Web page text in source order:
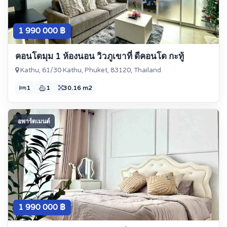
1 990 000 ฿
คอนโดมุม 1 ห้องนอน วิวภูเขาที่ ดีคอนโด กะทู้
Kathu, 61/30 Kathu, Phuket, 83120, Thailand
1 1 30.16 m2
อพาร์ตเมนต์
1 990 000 ฿